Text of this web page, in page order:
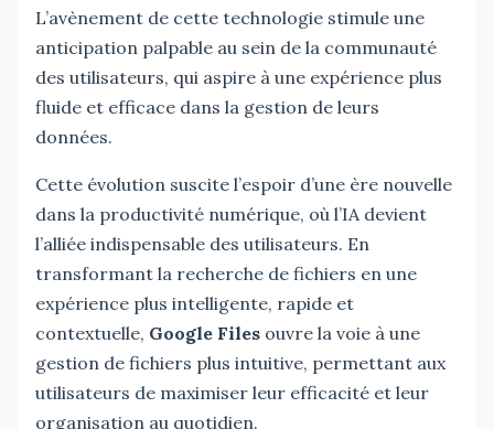
L’avènement de cette technologie stimule une
anticipation palpable au sein de la communauté
des utilisateurs, qui aspire à une expérience plus
fluide et efficace dans la gestion de leurs
données.
Cette évolution suscite l’espoir d’une ère nouvelle
dans la productivité numérique, où l’IA devient
l’alliée indispensable des utilisateurs. En
transformant la recherche de fichiers en une
expérience plus intelligente, rapide et
contextuelle, Google Files ouvre la voie à une
gestion de fichiers plus intuitive, permettant aux
utilisateurs de maximiser leur efficacité et leur
organisation au quotidien.